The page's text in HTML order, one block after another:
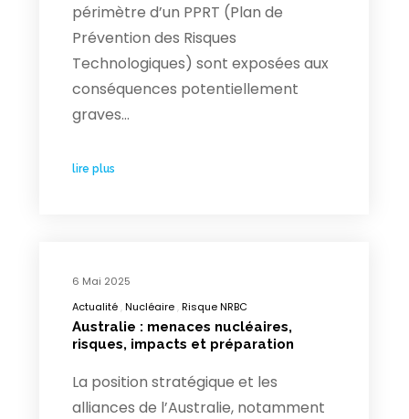
périmètre d’un PPRT (Plan de
Prévention des Risques
Technologiques) sont exposées aux
conséquences potentiellement
graves…
lire plus
6 Mai 2025
Actualité Nucléaire Risque NRBC
Australie : menaces nucléaires,
risques, impacts et préparation
La position stratégique et les
alliances de l’Australie, notamment